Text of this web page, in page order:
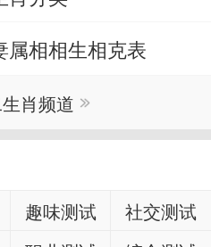
属相相生相克表
肖频道
趣味测试
社交测试